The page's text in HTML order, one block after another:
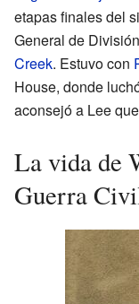
etapas finales del
General de
Creek. Estuvo con
House, donde
aconsejó a Lee
La vida de
Guerra